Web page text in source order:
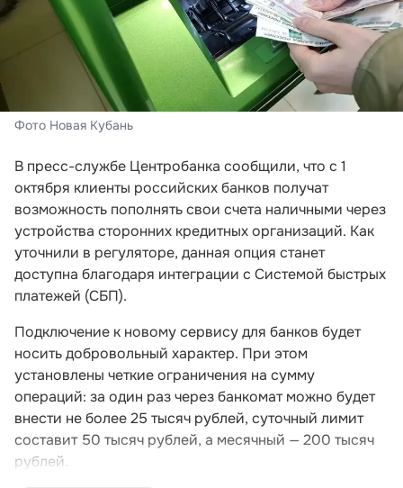
Фото Новая Кубань
В пресс-службе Центробанка сообщили, что с 1
октября клиенты российских банков получат
возможность пополнять свои счета наличными через
устройства сторонних кредитных организаций. Как
уточнили в регуляторе, данная опция станет
доступна благодаря интеграции с Системой быстрых
платежей (СБП).
Подключение к новому сервису для банков будет
носить добровольный характер. При этом
установлены четкие ограничения на сумму
операций: за один раз через банкомат можно будет
внести не более 25 тысяч рублей, суточный лимит
составит 50 тысяч рублей, а месячный — 200 тысяч
рублей.